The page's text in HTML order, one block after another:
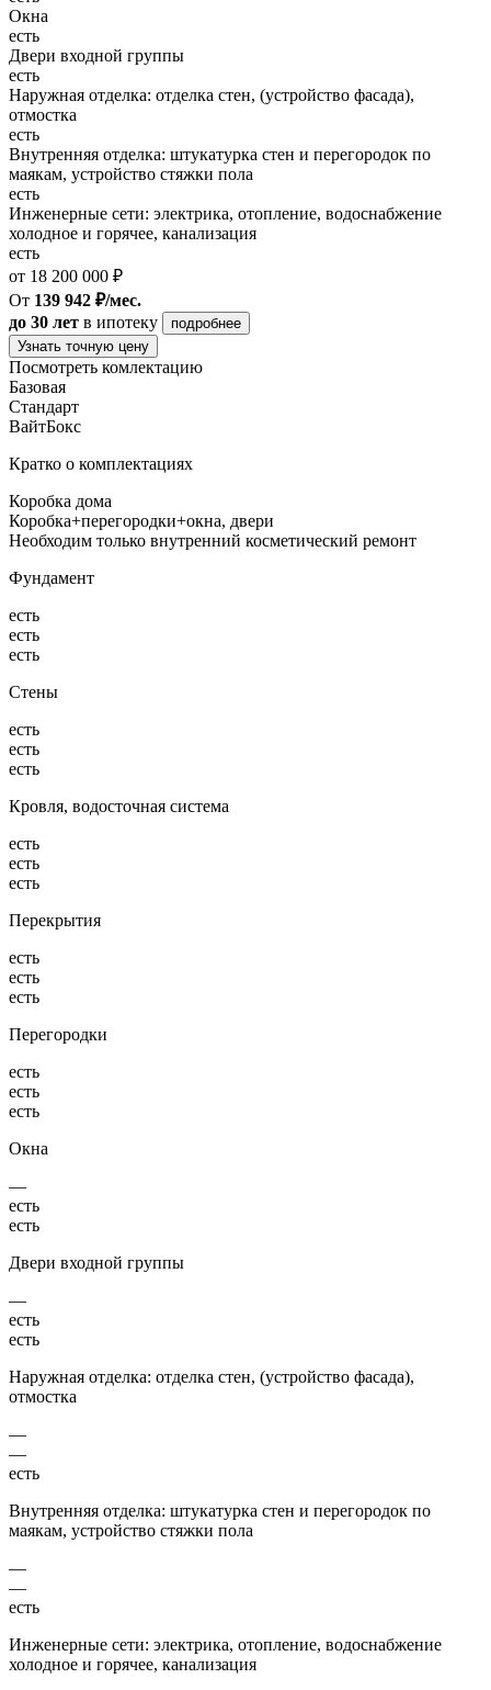
Окна
есть
Двери входной группы
есть
Наружная отделка: отделка стен, (устройство фасада),
отмостка
есть
Внутренняя отделка: штукатурка стен и перегородок по
маякам, устройство стяжки пола
есть
Инженерные сети: электрика, отопление, водоснабжение
холодное и горячее, канализация
есть
от 18 200 000 ₽
От 139 942 ₽/мес.
до 30 лет в ипотеку
подробнее
Узнать точную цену
Посмотреть комлектацию
Базовая
Стандарт
ВайтБокс
Кратко о комплектациях
Коробка дома
Коробка+перегородки+окна, двери
Необходим только внутренний косметический ремонт
Фундамент
есть
есть
есть
Стены
есть
есть
есть
Кровля, водосточная система
есть
есть
есть
Перекрытия
есть
есть
есть
Перегородки
есть
есть
есть
Окна
—
есть
есть
Двери входной группы
—
есть
есть
Наружная отделка: отделка стен, (устройство фасада),
отмостка
—
—
есть
Внутренняя отделка: штукатурка стен и перегородок по
маякам, устройство стяжки пола
—
—
есть
Инженерные сети: электрика, отопление, водоснабжение
холодное и горячее, канализация